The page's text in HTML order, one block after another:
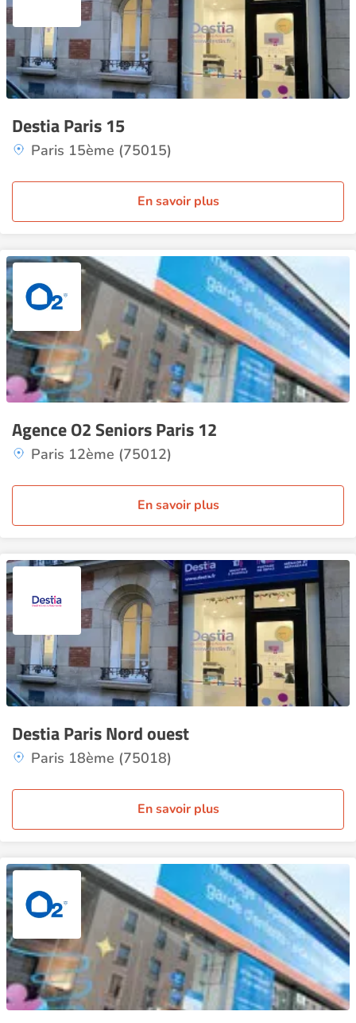
Destia Paris 15
Paris 15ème (75015)
En savoir plus
Agence O2 Seniors Paris 12
Paris 12ème (75012)
En savoir plus
Destia Paris Nord ouest
Paris 18ème (75018)
En savoir plus